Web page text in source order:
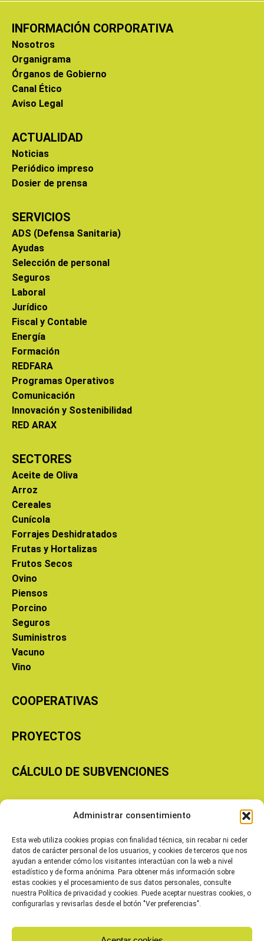
Administrar consentimiento
Esta web utiliza cookies propias con finalidad técnica, sin recabar ni ceder
datos de carácter personal de los usuarios, y cookies de terceros que nos
ayudan a entender cómo los visitantes interactúan con la web a nivel
estadístico y de forma anónima. Para obtener más información sobre
estas cookies y el procesamiento de sus datos personales, consulte
nuestra Política de privacidad y cookies. Puede aceptar nuestras cookies, o
configurarlas y revisarlas desde el botón "Ver preferencias".
INFORMACIÓN CORPORATIVA
Nosotros
Organigrama
Órganos de Gobierno
Canal Ético
Aviso Legal
ACTUALIDAD
Noticias
Periódico impreso
Dosier de prensa
SERVICIOS
ADS (Defensa Sanitaria)
Ayudas
Selección de personal
Seguros
Laboral
Jurídico
Fiscal y Contable
Energía
Formación
REDFARA
Programas Operativos
Comunicación
Innovación y Sostenibilidad
RED ARAX
SECTORES
Aceite de Oliva
Arroz
Cereales
Cunícola
Forrajes Deshidratados
Frutas y Hortalizas
Frutos Secos
Ovino
Piensos
Porcino
Seguros
Suministros
Vacuno
Vino
COOPERATIVAS
PROYECTOS
CÁLCULO DE SUBVENCIONES